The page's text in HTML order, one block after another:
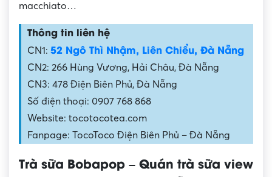
macchiato…
Thông tin liên hệ
CN1: 52 Ngô Thì Nhậm, Liên Chiểu, Đà Nẵng
CN2: 266 Hùng Vương, Hải Châu, Đà Nẵng
CN3: 478 Điện Biên Phủ, Đà Nẵng
Số điện thoại: 0907 768 868
Website: tocotocotea.com
Fanpage: TocoToco Điện Biên Phủ – Đà Nẵng
Trà sữa Bobapop – Quán trà sữa view